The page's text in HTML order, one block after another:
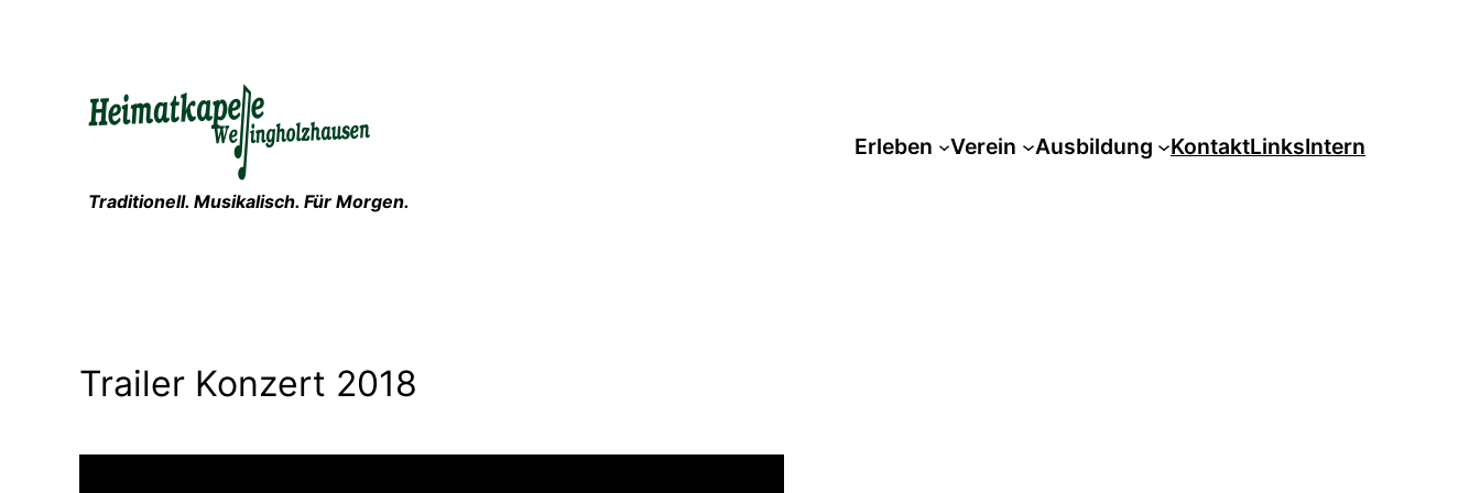
Traditionell. Musikalisch. Für Morgen.
Erleben Verein Ausbildung KontaktLinksIntern
Trailer Konzert 2018